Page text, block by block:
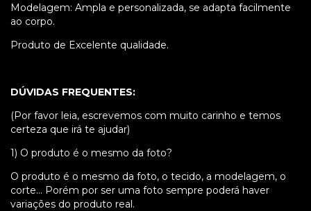
Modelagem: Ampla e personalizada, se adapta facilmente
ao corpo.
Produto de Excelente qualidade.
DÚVIDAS FREQUENTES:
(Por favor leia, escrevemos com muito carinho e temos
certeza que irá te ajudar)
1) O produto é o mesmo da foto?
O produto é o mesmo da foto, o tecido, a modelagem, o
corte... Porém por ser uma foto sempre poderá haver
variações do produto real.